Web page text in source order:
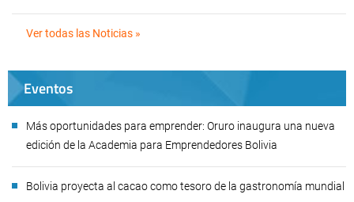
Ver todas las Noticias »
Eventos
Más oportunidades para emprender: Oruro inaugura una nueva
edición de la Academia para Emprendedores Bolivia
Bolivia proyecta al cacao como tesoro de la gastronomía mundial